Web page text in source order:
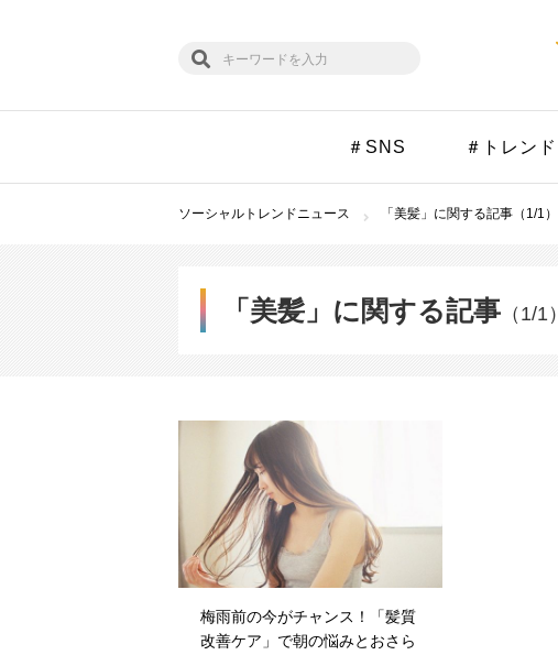
＃SNS ＃トレンド
ソーシャルトレンドニュース 「美髪」に関する記事（1/1）
「美髪」に関する記事 （1/1）
梅雨前の今がチャンス！「髪質
改善ケア」で朝の悩みとおさら